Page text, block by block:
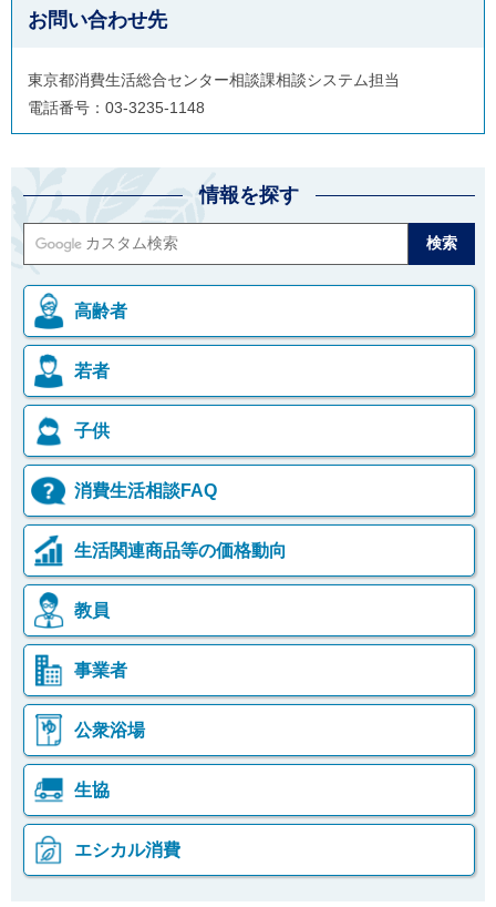
お問い合わせ先
東京都消費生活総合センター相談課相談システム担当
電話番号：03-3235-1148
情報を探す
高齢者
若者
子供
消費生活相談FAQ
生活関連商品等の価格動向
教員
事業者
公衆浴場
生協
エシカル消費